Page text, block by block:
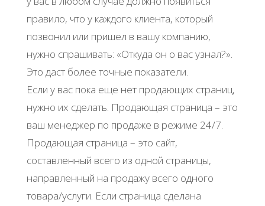
правило, что у каждого клиента, который
позвонил или пришел в вашу компанию,
нужно спрашивать: «Откуда он о вас узнал?».
Это даст более точные показатели.
Если у вас пока еще нет продающих страниц,
нужно их сделать. Продающая страница – это
ваш менеджер по продаже в режиме 24/7.
Продающая страница – это сайт,
составленный всего из одной страницы,
направленный на продажу всего одного
товара/услуги. Если страница сделана